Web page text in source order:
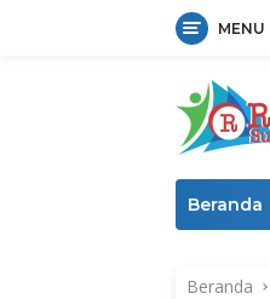
MENU
Beranda
Beranda